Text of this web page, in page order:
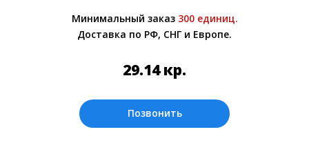
менеджером.
Оплата производится в рублях. Цены на
09.08.2026. Текущий курс 10 руб.= 3.55358
Минимальный заказ 300 единиц.
Доставка по РФ, СНГ и Европе.
29.14кр.
Позвонить